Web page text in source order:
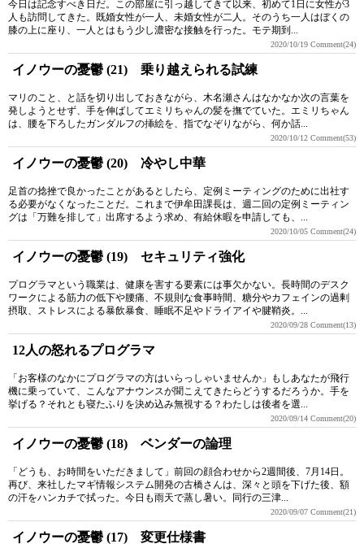
今日は記念すべき日だ。この部屋に引っ越してきて以来、初めて1日に女性が3
人も訪問してきた。既婚女性が一人、未婚女性が二人。そのうち一人はぼくの
膝の上に座り、一人とはもう少し濃密な接触を行った。モテ期到...
2020/10/19 Comment(24)
イノウーの憂鬱 (21) 乗り越えられる試練
マリのこと、と話を切り出しておきながら、木名瀬さんはなかなか次の言葉を
発しようとせず、手を伸ばしてエミリちゃんの髪を撫でていた。エミリちゃん
は、腰を下ろしたガンダルフの挿絵を、指でなぞりながら、何か話...
2020/10/12 Comment(53)
イノウーの憂鬱 (20) 冷やし中華
足首の捻挫で良かったことがあるとしたら、定例ミーティングのために出社す
る必要がなくなったことだ。これまで伊牟田課長は、週二回の定例ミーティン
グは「万難を排して」出席するよう求め、有給休暇を申請しても、...
2020/10/05 Comment(24)
イノウーの憂鬱 (19) セキュリティ強化
プログラマという職業は、健康を害する要素には事欠かない。長時間のデスク
ワークによる筋力の低下や腰痛、不規則な食事時間、糖分やカフェインの過剰
摂取、ストレスによる暴飲暴食、睡眠不足やドライアイや腱鞘炎。...
2020/09/28 Comment(13)
12人の怒れるプログラマ
「お客様のなかにプログラマの方はいらっしゃいませんか」もしあなたが飛行
機に乗っていて、こんなアナウンスが聞こえてきたらどうするだろうか。手を
挙げる？それとも寝たふりを決め込み無視する？わたしは後者を選...
2020/09/14 Comment(20)
イノウーの憂鬱 (18) ベンダーの論理
「どうも、お時間をいただきまして」前回の顔合わせから2週間後、7月14日。
再び、来社したマギ情報システム開発の古橋さんは、深々と頭を下げた後、額
の汗をハンカチで拭った。今日も雨天で蒸し暑い。同行の三津...
2020/09/07 Comment(21)
イノウーの憂鬱 (17) 変更仕様書